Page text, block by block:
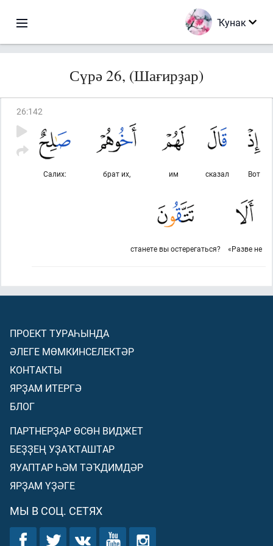
Ҡунак
Сүрә 26, (Шағирҙар)
26:142
Вот
сказал
им
брат их,
Салих:
«Разве не
станете вы остерегаться?
ПРОЕКТ ТУРАҺЫНДА
ӘЛЕГЕ МӨМКИНСЕЛЕКТӘР
КОНТАКТЫ
ЯРҘАМ ИТЕРГӘ
БЛОГ
ПАРТНЕРҘАР ӨСӨН ВИДЖЕТ
БЕҘҘЕҢ УҘАҠТАШТАР
ЯУАПТАР ҺӘМ ТӘҠДИМДӘР
ЯРҘАМ ҮҘӘГЕ
МЫ В СОЦ. СЕТЯХ